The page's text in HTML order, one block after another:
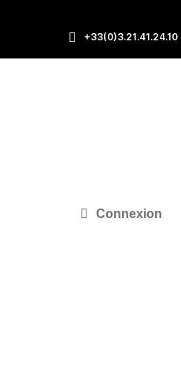
+33(0)3.21.41.24.10
Connexion